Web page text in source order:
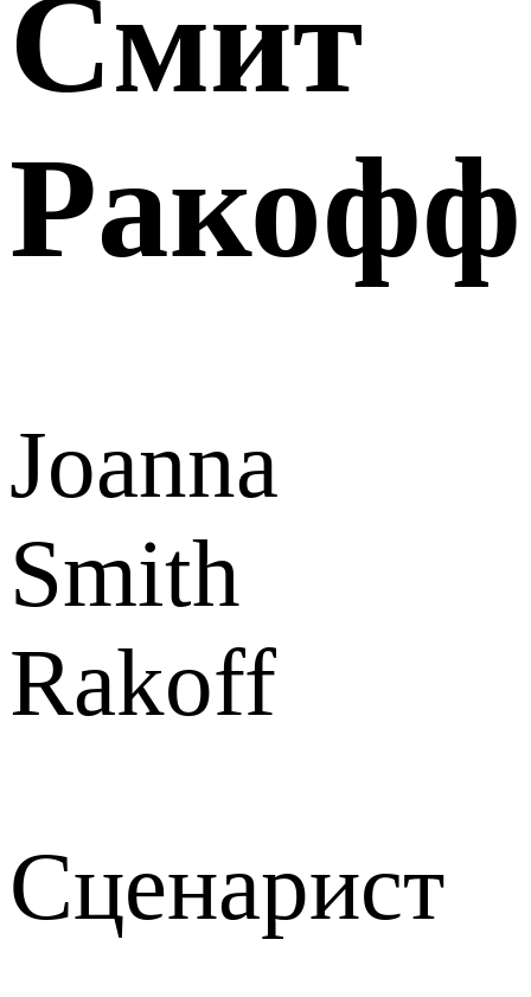
Смит
Ракофф
Joanna
Smith
Rakoff
Сценарист